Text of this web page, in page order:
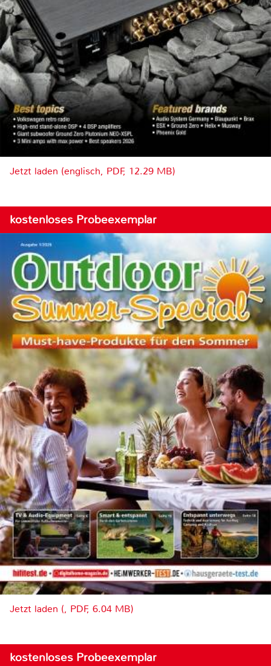
Jetzt laden (englisch, PDF, 12.29 MB)
kostenloses Probeexemplar
Jetzt laden (, PDF, 6.04 MB)
kostenloses Probeexemplar